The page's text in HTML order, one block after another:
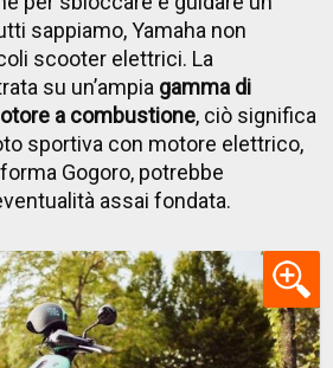
sappiamo, Yamaha non
scooter elettrici. La
su un’ampia gamma di
a combustione, ciò significa
sportiva con motore elettrico,
Gogoro, potrebbe
assai fondata.